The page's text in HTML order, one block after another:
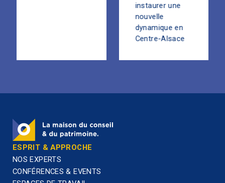
instaurer une
nouvelle
dynamique en
Centre-Alsace
ESPRIT & APPROCHE
NOS EXPERTS
CONFÉRENCES & EVENTS